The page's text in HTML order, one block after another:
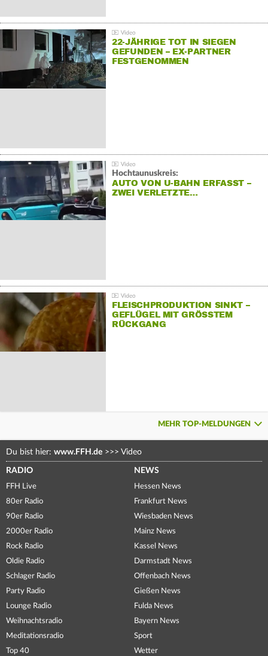
22-JÄHRIGE TOT IN SIEGEN
GEFUNDEN – EX-PARTNER
FESTGENOMMEN
Hochtaunuskreis:
AUTO VON U-BAHN ERFASST –
ZWEI VERLETZTE…
FLEISCHPRODUKTION SINKT –
GEFLÜGEL MIT GRÖSSTEM R
ÜCKGANG
MEHR TOP-MELDUNGEN
Du bist hier: www.FFH.de >>> Video
RADIO
FFH Live
80er Radio
90er Radio
2000er Radio
Rock Radio
Oldie Radio
Schlager Radio
Party Radio
Lounge Radio
Weihnachtsradio
Meditationsradio
Top 40
NEWS
Hessen News
Frankfurt News
Wiesbaden News
Mainz News
Kassel News
Darmstadt News
Offenbach News
Gießen News
Fulda News
Bayern News
Sport
Wetter